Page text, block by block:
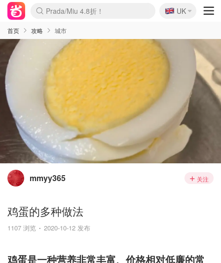
麦卢卡蜂蜜夏促！个位数！
Prada/Miu 4.8折！
啥？必胜客披萨5折！
🇬🇧
UK
首页 攻略 城市
mmyy365 关注
鸡蛋的多种做法
1107 浏览 2020-10-12 发布
鸡蛋是一种营养非常丰富、价格相对低廉的常